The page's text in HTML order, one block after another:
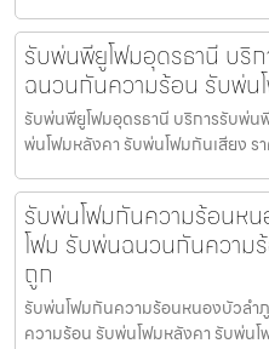
รับพ่นพียูโฟมอุดรธานี บริ
ฉนวนกันความร้อน รับพ่น
รับพ่นพียูโฟมอุดรธานี บริการรับพ่
พ่นโฟมหลังคา รับพ่นโฟมกันเสียง ร
รับพ่นโฟมกันความร้อนห
โฟม รับพ่นฉนวนกันความ
ถูก
รับพ่นโฟมกันความร้อนหนองบัวล
ความร้อน รับพ่นโฟมหลังคา รับพ่น